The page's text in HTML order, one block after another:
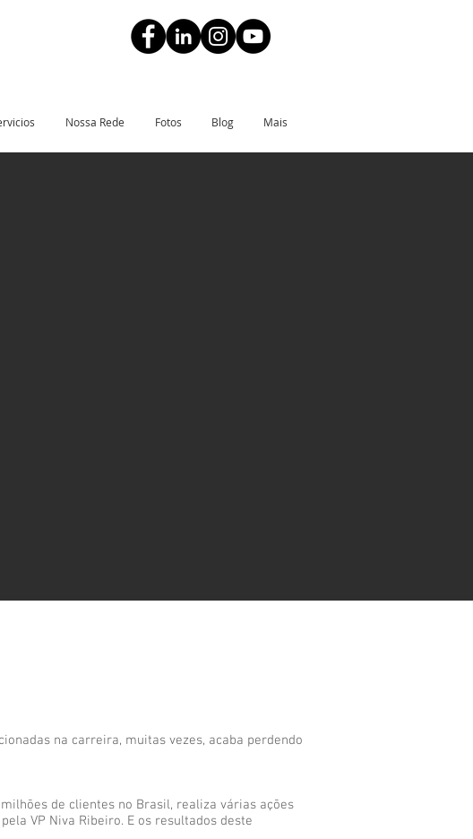
Nossa Rede Fotos Blog Mais
na carreira, muitas vezes, acaba perdendo
de clientes no Brasil, realiza várias ações
VP Niva Ribeiro. E os resultados deste